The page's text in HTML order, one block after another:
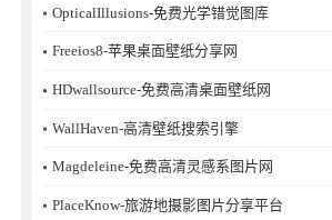
OpticalIllusions-免费光学错觉图库
Freeios8-苹果桌面壁纸分享网
HDwallsource-免费高清桌面壁纸网
WallHaven-高清壁纸搜索引擎
Magdeleine-免费高清灵感系图片网
PlaceKnow-旅游地摄影图片分享平台